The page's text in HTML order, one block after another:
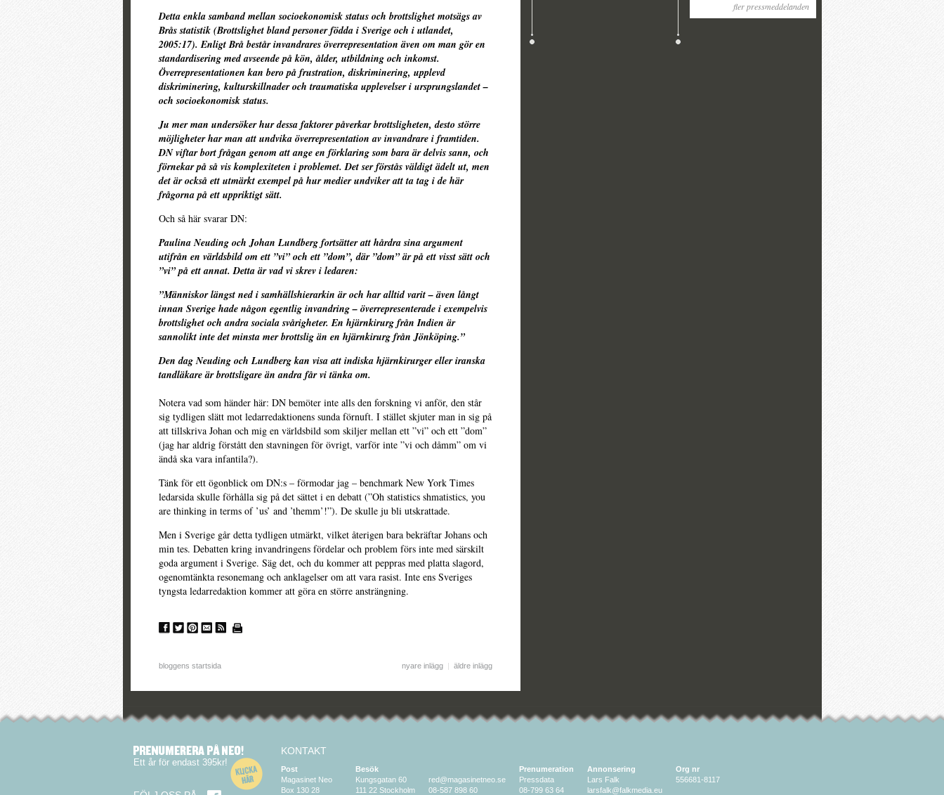
Detta enkla samband mellan socioekonomisk status och brottslighet motsägs av
Brås statistik (Brottslighet bland personer födda i Sverige och i utlandet,
2005:17). Enligt Brå består invandrares överrepresentation även om man gör en
standardisering med avseende på kön, ålder, utbildning och inkomst.
Överrepresentationen kan bero på frustration, diskriminering, upplevd
diskriminering, kulturskillnader och traumatiska upplevelser i ursprungslandet –
och socioekonomisk status.
Ju mer man undersöker hur dessa faktorer påverkar brottsligheten, desto större
möjligheter har man att undvika överrepresentation av invandrare i framtiden.
DN viftar bort frågan genom att ange en förklaring som bara är delvis sann, och
förnekar på så vis komplexiteten i problemet. Det ser förstås väldigt ädelt ut, men
det är också ett utmärkt exempel på hur medier undviker att ta tag i de här
frågorna på ett uppriktigt sätt.
Och så här svarar DN:
Paulina Neuding och Johan Lundberg fortsätter att hårdra sina argument
utifrån en världsbild om ett ”vi” och ett ”dom”, där ”dom” är på ett visst sätt och
”vi” på ett annat. Detta är vad vi skrev i ledaren:
”Människor längst ned i samhällshierarkin är och har alltid varit – även långt
innan Sverige hade någon egentlig invandring – överrepresenterade i exempelvis
brottslighet och andra sociala svårigheter. En hjärnkirurg från Indien är
sannolikt inte det minsta mer brottslig än en hjärnkirurg från Jönköping.”
Den dag Neuding och Lundberg kan visa att indiska hjärnkirurger eller iranska
tandläkare är brottsligare än andra får vi tänka om.
Notera vad som händer här: DN bemöter inte alls den forskning vi anför, den står
sig tydligen slätt mot ledarredaktionens sunda förnuft. I stället skjuter man in sig på
att tillskriva Johan och mig en världsbild som skiljer mellan ett ”vi” och ett ”dom”
(jag har aldrig förstått den stavningen för övrigt, varför inte ”vi och dåmm” om vi
ändå ska vara infantila?).
Tänk för ett ögonblick om DN:s – förmodar jag – benchmark New York Times
ledarsida skulle förhålla sig på det sättet i en debatt (”Oh statistics shmatistics, you
are thinking in terms of ’us’ and ’themm’!”). De skulle ju bli utskrattade.
Men i Sverige går detta tydligen utmärkt, vilket återigen bara bekräftar Johans och
min tes. Debatten kring invandringens fördelar och problem förs inte med särskilt
goda argument i Sverige. Säg det, och du kommer att peppras med platta slagord,
ogenomtänkta resonemang och anklagelser om att vara rasist. Inte ens Sveriges
tyngsta ledarredaktion kommer att göra en större ansträngning.
bloggens startsida nyare inlägg | äldre inlägg
fler pressmeddelanden
Ett år för endast 395kr!
KONTAKT
Post
Magasinet Neo
Box 130 28
Besök
Kungsgatan 60
111 22 Stockholm
red@magasinetneo.se
08-587 898 60
Prenumeration
Pressdata
08-799 63 64
Annonsering
Lars Falk
larsfalk@falkmedia.eu
Org nr
556681-8117